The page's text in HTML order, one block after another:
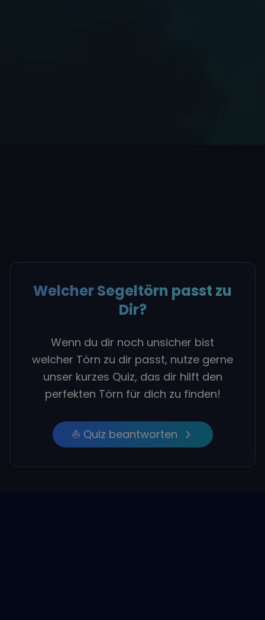
Welcher Segeltörn passt zu
Dir?
Wenn du dir noch unsicher bist
welcher Törn zu dir passt, nutze gerne
unser kurzes Quiz, das dir hilft den
perfekten Törn für dich zu finden!
⛵ Quiz beantworten